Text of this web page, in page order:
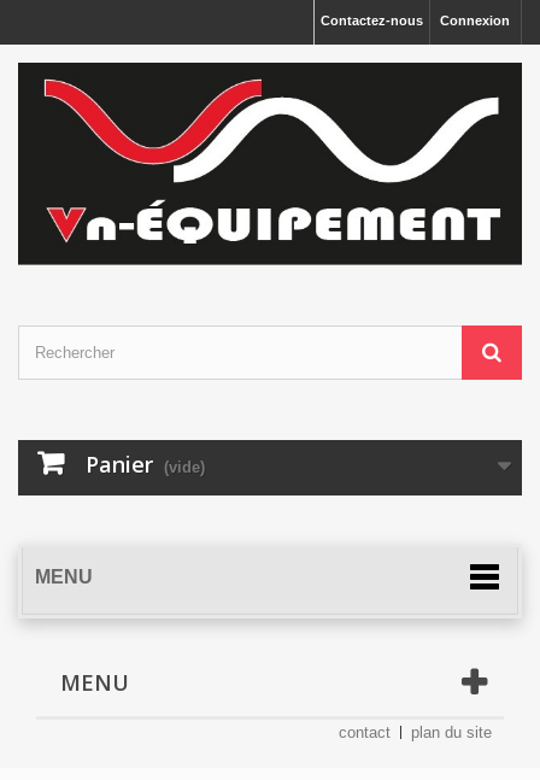
Connexion
Contactez-nous
Panier (vide)
MENU
MENU
contact plan du site